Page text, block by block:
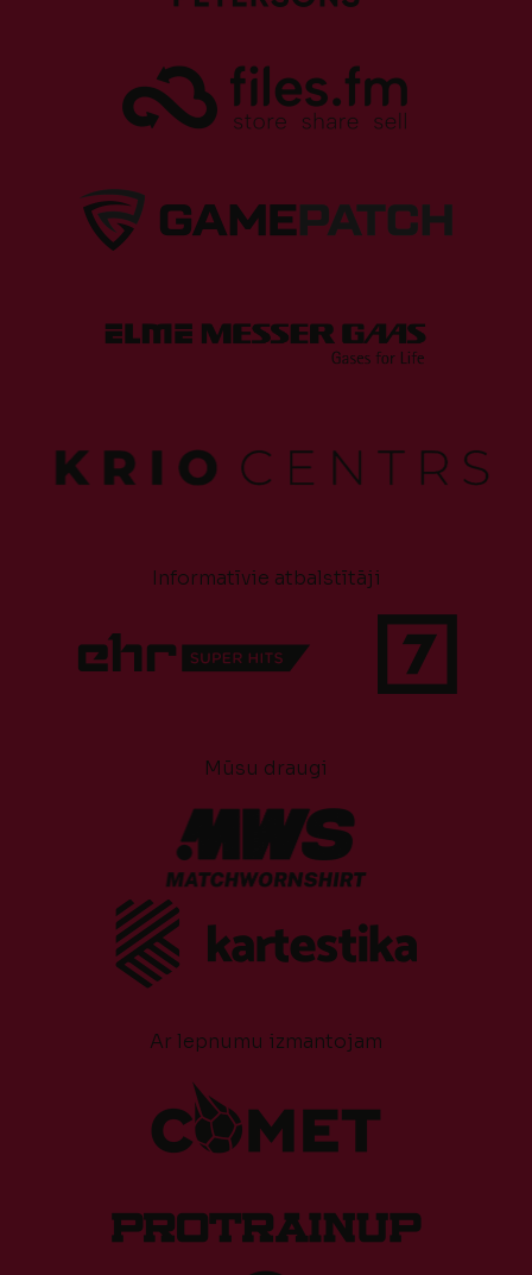
Informatīvie atbalstītāji
Mūsu draugi
Ar lepnumu izmantojam